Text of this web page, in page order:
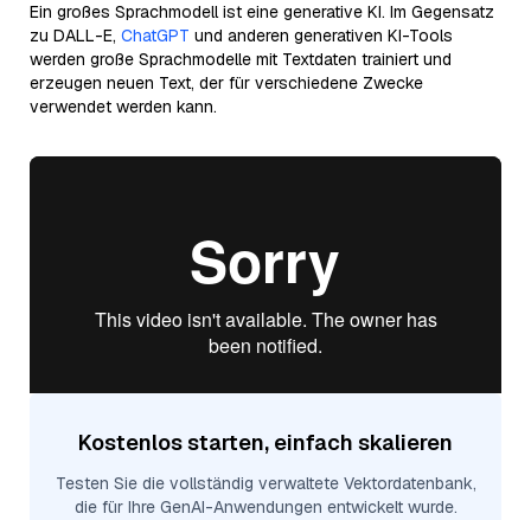
Ein großes Sprachmodell ist eine generative KI. Im Gegensatz
zu DALL-E, ChatGPT und anderen generativen KI-Tools
werden große Sprachmodelle mit Textdaten trainiert und
erzeugen neuen Text, der für verschiedene Zwecke
verwendet werden kann.
Kostenlos starten, einfach skalieren
Testen Sie die vollständig verwaltete Vektordatenbank,
die für Ihre GenAI-Anwendungen entwickelt wurde.